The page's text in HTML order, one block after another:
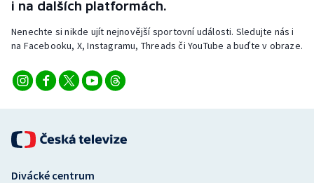
Triatlon
Veslování
Vodní slalom
Volejbal
Ostatní
i na dalších platformách.
Nenechte si nikde ujít nejnovější sportovní události. Sledujte nás i
na Facebooku, X, Instagramu, Threads či YouTube a buďte v obraze.
Divácké centrum